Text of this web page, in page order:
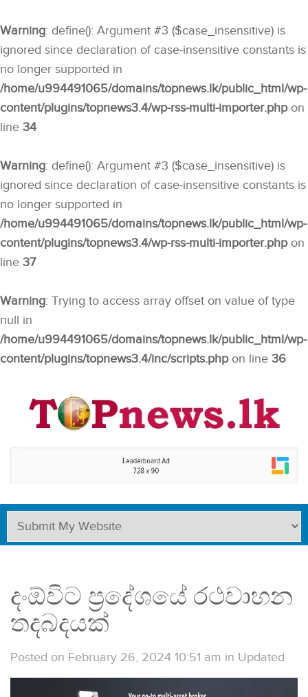
Warning: define(): Argument #3 ($case_insensitive) is
ignored since declaration of case-insensitive constants is
no longer supported in
/home/u994491065/domains/topnews.lk/public_html/wp-
content/plugins/topnews3.4/wp-rss-multi-importer.phpon
line 34
Warning: define(): Argument #3 ($case_insensitive) is
ignored since declaration of case-insensitive constants is
no longer supported in
/home/u994491065/domains/topnews.lk/public_html/wp-
content/plugins/topnews3.4/wp-rss-multi-importer.phpon
line 37
Warning: Trying to access array offset on value of type
null in
/home/u994491065/domains/topnews.lk/public_html/wp-
content/plugins/topnews3.4/inc/scripts.phpon line 36
දංඕවිට ප්‍රදේශයේ රථවාහන
තදබදයක්
Posted on February 26, 2024 10:51 am in Updated